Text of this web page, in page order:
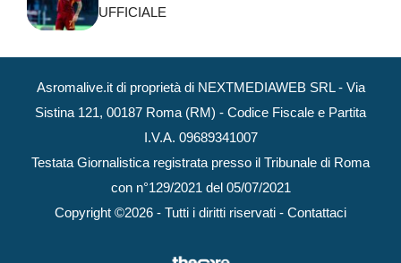
UFFICIALE
Asromalive.it di proprietà di NEXTMEDIAWEB SRL - Via
Sistina 121, 00187 Roma (RM) - Codice Fiscale e Partita
I.V.A. 09689341007
Testata Giornalistica registrata presso il Tribunale di Roma
con n°129/2021 del 05/07/2021
Copyright ©2026 - Tutti i diritti riservati - Contattaci